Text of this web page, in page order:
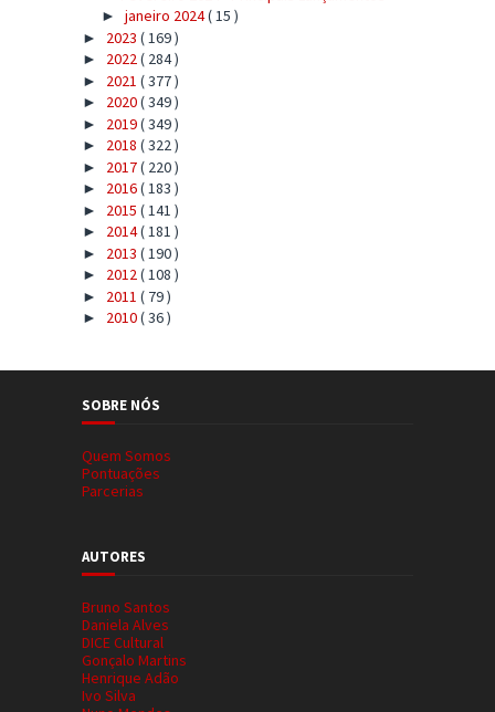
► janeiro 2024( 15 )
► 2023 ( 169 )
► 2022( 284 )
► 2021 ( 377 )
► 2020( 349 )
► 2019( 349 )
► 2018 ( 322 )
► 2017( 220 )
► 2016( 183 )
► 2015 ( 141 )
► 2014( 181 )
► 2013 ( 190 )
► 2012( 108 )
► 2011 ( 79 )
► 2010( 36 )
SOBRE NÓS
Quem Somos
Pontuações
Parcerias
AUTORES
Bruno Santos
Daniela Alves
DICE Cultural
Gonçalo Martins
Henrique Adão
Ivo Silva